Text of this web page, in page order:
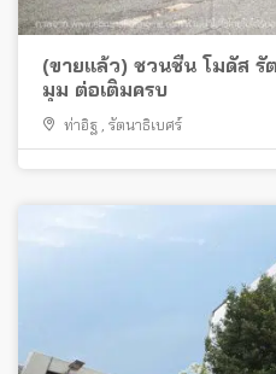
(ขายแล้ว) ชวนชื่น โมดัส รั
มุม ต่อเติมครบ
ท่าอิฐ รัตนาธิเบศร์